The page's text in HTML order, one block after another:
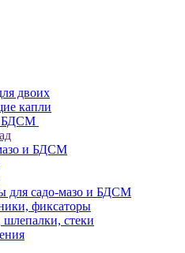
двоих
капли
БДСМ
и БДСМ
для садо-мазо и БДСМ
фиксаторы
стеки